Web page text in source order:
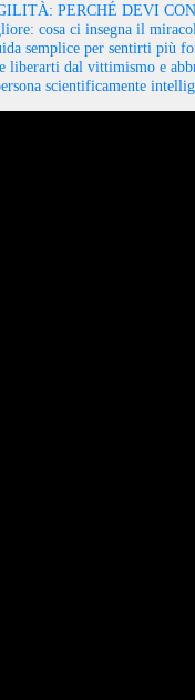
PERCHÉ DEVI
cosa ci insegna il
semplice per sentirti più
liberarti dal vittimismo e
scientificamente